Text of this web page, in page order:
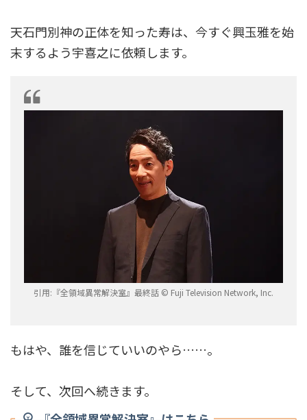
天石門別神の正体を知った寿は、今すぐ興玉雅を始
末するよう宇喜之に依頼します。
引用:『全領域異常解決室』最終話 © Fuji Television Network, Inc.
もはや、誰を信じていいのやら……。
そして、次回へ続きます。